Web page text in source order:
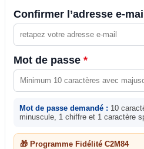
Confirmer l’adresse e-
Mot de passe *
Mot de passe demandé : 10
minuscule, 1 chiffre et 1 caractère
🎁 Programme Fidélité C2M84